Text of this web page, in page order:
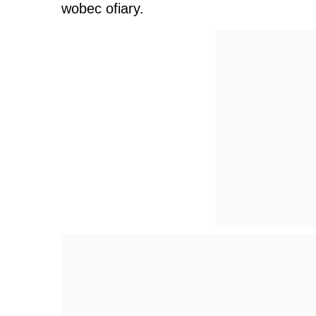
wobec ofiary.